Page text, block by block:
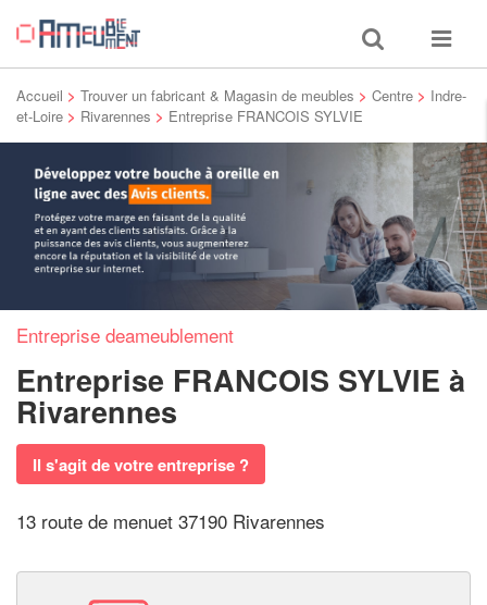
Toggle
search
Toggle
Accueil > Trouver un fabricant & Magasin de meubles > Centre > Indre-
et-Loire > Rivarennes > Entreprise FRANCOIS SYLVIE
Entreprise deameublement
Entreprise FRANCOIS SYLVIE à
Rivarennes
Il s'agit de votre entreprise ?
13 route de menuet 37190 Rivarennes